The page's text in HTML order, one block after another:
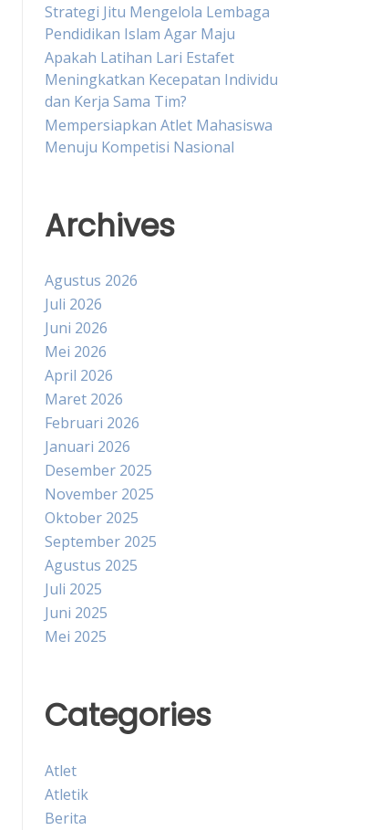
Strategi Jitu Mengelola Lembaga
Pendidikan Islam Agar Maju
Apakah Latihan Lari Estafet
Meningkatkan Kecepatan Individu
dan Kerja Sama Tim?
Mempersiapkan Atlet Mahasiswa
Menuju Kompetisi Nasional
Archives
Agustus 2026
Juli 2026
Juni 2026
Mei 2026
April 2026
Maret 2026
Februari 2026
Januari 2026
Desember 2025
November 2025
Oktober 2025
September 2025
Agustus 2025
Juli 2025
Juni 2025
Mei 2025
Categories
Atlet
Atletik
Berita